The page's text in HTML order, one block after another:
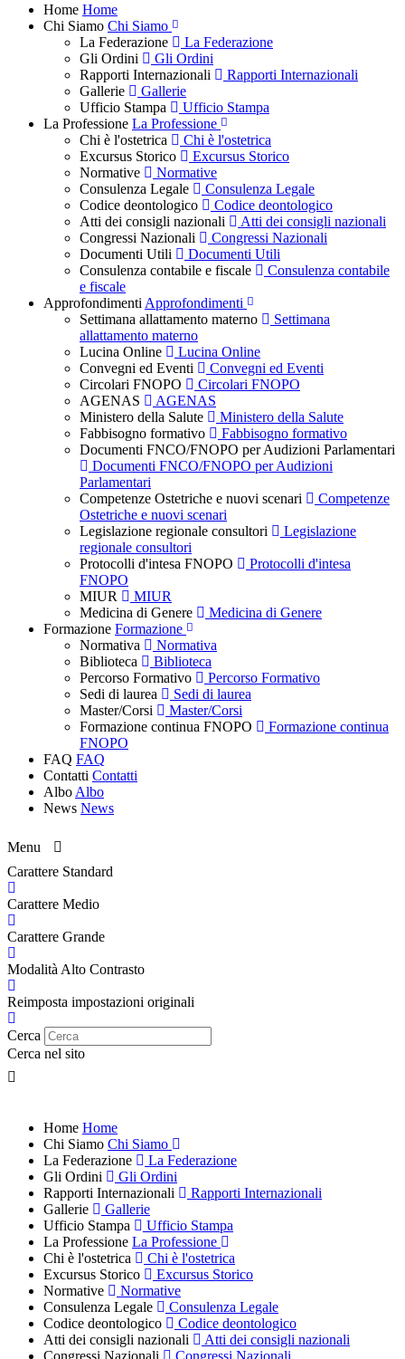
Home Home
Chi Siamo Chi Siamo
La Federazione
La Federazione
Gli Ordini
Gli Ordini
Rapporti Internazionali
Rapporti Internazionali
Gallerie
Gallerie
Ufficio Stampa
Ufficio Stampa
La Professione La Professione
Chi è l'ostetrica
Chi è l'ostetrica
Excursus Storico
Excursus Storico
Normative
Normative
Consulenza Legale
Consulenza Legale
Codice deontologico
Codice deontologico
Atti dei consigli nazionali
Atti dei consigli nazionali
Congressi Nazionali
Congressi Nazionali
Documenti Utili
Documenti Utili
Consulenza contabile e fiscale
Consulenza contabile
e fiscale
Approfondimenti Approfondimenti
Settimana allattamento materno
Settimana
allattamento materno
Lucina Online
Lucina Online
Convegni ed Eventi
Convegni ed Eventi
Circolari FNOPO
Circolari FNOPO
AGENAS
AGENAS
Ministero della Salute
Ministero della Salute
Fabbisogno formativo
Fabbisogno formativo
Documenti FNCO/FNOPO per Audizioni Parlamentari
Documenti FNCO/FNOPO per Audizioni
Parlamentari
Competenze Ostetriche e nuovi scenari
Competenze
Ostetriche e nuovi scenari
Legislazione regionale consultori
Legislazione
regionale consultori
Protocolli d'intesa FNOPO
Protocolli d'intesa
FNOPO
MIUR
MIUR
Medicina di Genere
Medicina di Genere
Formazione Formazione
Normativa
Normativa
Biblioteca
Biblioteca
Percorso Formativo
Percorso Formativo
Sedi di laurea
Sedi di laurea
Master/Corsi
Master/Corsi
Formazione continua FNOPO
Formazione continua
FNOPO
FAQ FAQ
Contatti Contatti
Albo Albo
News News
Menu
Carattere Standard
Carattere Medio
Carattere Grande
Modalità Alto Contrasto
Reimposta impostazioni originali
Cerca
Cerca nel sito
Home Home
Chi Siamo Chi Siamo
La Federazione
La Federazione
Gli Ordini
Gli Ordini
Rapporti Internazionali
Rapporti Internazionali
Gallerie
Gallerie
Ufficio Stampa
Ufficio Stampa
La Professione La Professione
Chi è l'ostetrica
Chi è l'ostetrica
Excursus Storico
Excursus Storico
Normative
Normative
Consulenza Legale
Consulenza Legale
Codice deontologico
Codice deontologico
Atti dei consigli nazionali
Atti dei consigli nazionali
Congressi Nazionali
Congressi Nazionali